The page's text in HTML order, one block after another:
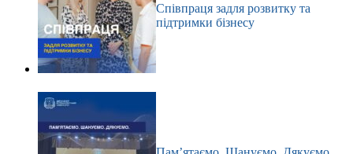
Співпраця задля розвитку та
підтримки бізнесу